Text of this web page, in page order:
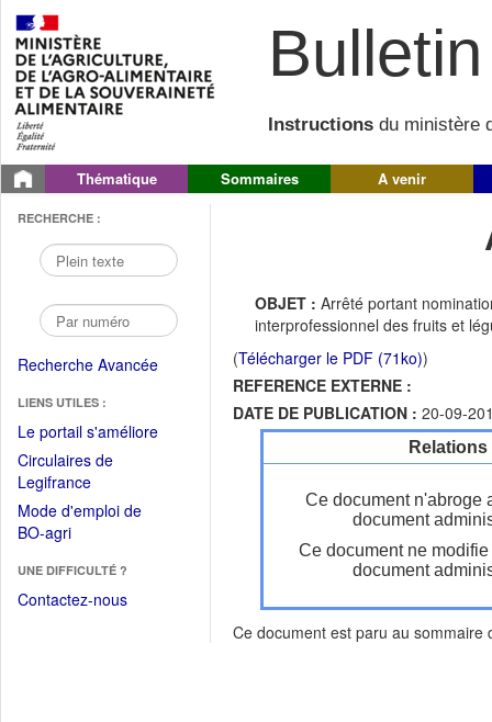
Instructions du ministère
Thématique Sommaires A venir
RECHERCHE :
Recherche Avancée
LIENS UTILES :
Le portail s'améliore(Fichier
Circulaires de
Legifrance(Ouvrir
dans
une
fenêtre)
Mode d'emploi de
BO-agri(Ouvrir
une
nouvelle
UNE DIFFICULTÉ ?
Contactez-nous
OBJET : Arrêté portant
interprofessionnel des fruits et
(Télécharger le PDF (71ko))
REFERENCE EXTERNE :
DATE DE PUBLICATION : 20-09-
Ce document n'abroge
document
Ce document ne
document
Ce document est paru au sommaire